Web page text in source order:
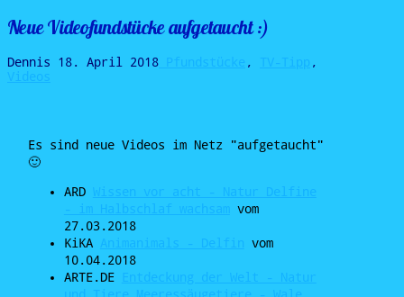
Neue Videofundstücke aufgetaucht :)
Dennis 18. April 2018 ,
,
Es sind neue Videos im Netz "aufgetaucht"
🙂
ARD
vom
27.03.2018
KiKA
vom
10.04.2018
ARTE.DE